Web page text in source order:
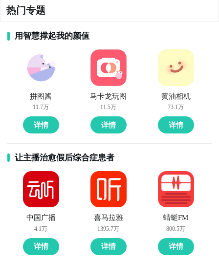
热门专题
用智慧撑起我的颜值
拼图酱
11.7万
详情
马卡龙玩图
11.5万
详情
黄油相机
73.1万
详情
让主播治愈假后综合症患者
中国广播
4.1万
详情
喜马拉雅
1395.7万
详情
蜻蜓FM
800.5万
详情